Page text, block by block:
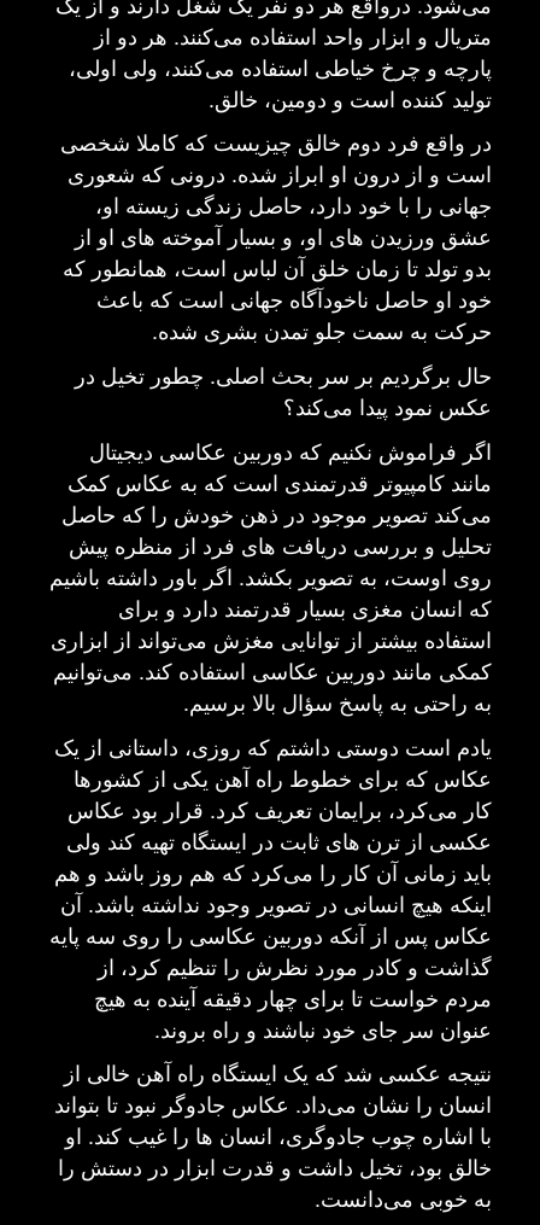
متریال و ابزار واحد استفاده می‌کنند. هر دو از
پارچه و چرخ خیاطی استفاده می‌کنند، ولی اولی،
تولید کننده است و دومین، خالق.
در واقع فرد دوم خالق چیزیست که کاملا شخصی
است و از درون او ابراز شده. درونی که شعوری
جهانی را با خود دارد، حاصل زندگی زیسته او،
عشق ورزیدن های او، و بسیار آموخته های او از
بدو تولد تا زمان خلق آن لباس است، همانطور که
خود او حاصل ناخودآگاه جهانی است که باعث
حرکت به سمت جلو تمدن بشری شده.
حال برگردیم بر سر بحث اصلی. چطور تخیل در
عکس نمود پیدا می‌کند؟
اگر فراموش نکنیم که دوربین عکاسی دیجیتال
مانند کامپیوتر قدرتمندی است که به عکاس کمک
می‌کند تصویر موجود در ذهن خودش را که حاصل
تحلیل و بررسی دریافت های فرد از منظره پیش
روی اوست، به تصویر بکشد. اگر باور داشته باشیم
که انسان مغزی بسیار قدرتمند دارد و برای
استفاده بیشتر از توانایی مغزش می‌تواند از ابزاری
کمکی مانند دوربین عکاسی استفاده کند. می‌توانیم
به راحتی به پاسخ سؤال بالا برسیم.
یادم است دوستی داشتم که روزی، داستانی از یک
عکاس که برای خطوط راه آهن یکی از کشورها
کار می‌کرد، برایمان تعریف کرد. قرار بود عکاس
عکسی از ترن های ثابت در ایستگاه تهیه کند ولی
باید زمانی آن کار را می‌کرد که هم روز باشد و هم
اینکه هیچ انسانی در تصویر وجود نداشته باشد.آن
عکاس پس از آنکه دوربین عکاسی را روی سه پایه
گذاشت و کادر مورد نظرش را تنظیم کرد، از
مردم خواست تا برای چهار دقیقه آینده به هیچ
عنوان سر جای خود نباشند و راه بروند.
نتیجه عکسی شد که یک ایستگاه راه آهن خالی از
انسان را نشان می‌داد. عکاس جادوگر نبود تا بتواند
با اشاره چوب جادوگری، انسان ها را غیب کند. او
خالق بود، تخیل داشت و قدرت ابزار در دستش را
به خوبی می‌دانست.